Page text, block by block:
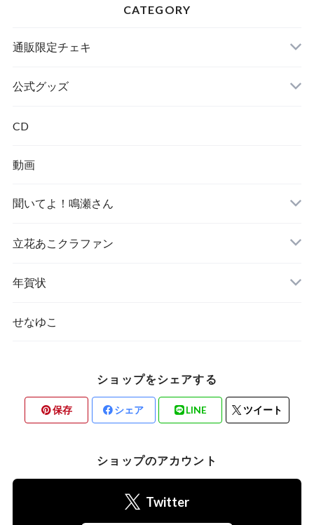
CATEGORY
通販限定チェキ
公式グッズ
CD
動画
聞いてよ！鳴瀬さん
立花あこクラファン
年賀状
せなゆこ
ショップをシェアする
保存 シェア LINE ツイート
ショップのアカウント
Twitter